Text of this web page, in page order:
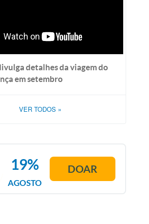
detalhes da viagem do
em setembro
VER TODOS »
AGOSTO
19% DOAR